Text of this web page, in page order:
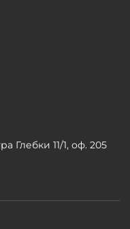
Глебки 11/1, оф. 205